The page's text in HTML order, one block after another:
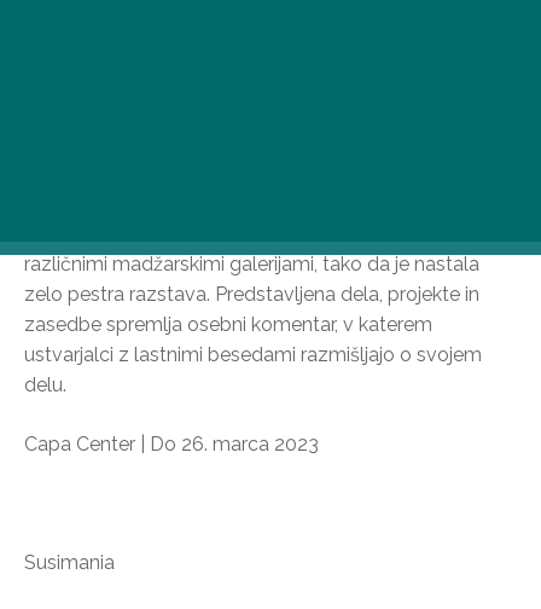
različnimi madžarskimi galerijami, tako da je nastala
zelo pestra razstava. Predstavljena dela, projekte in
zasedbe spremlja osebni komentar, v katerem
ustvarjalci z lastnimi besedami razmišljajo o svojem
delu.
Capa Center | Do 26. marca 2023
Susimania